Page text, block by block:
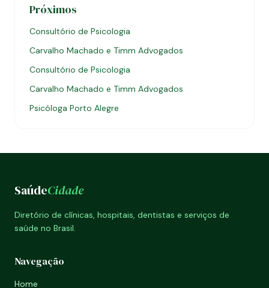
Próximos
Consultório de Psicologia
Carvalho Machado e Timm Advogados
Consultório de Psicologia
Carvalho Machado e Timm Advogados
Psicóloga Porto Alegre
SaúdeCidade
Diretório de clínicas, hospitais, dentistas e serviços de
saúde no Brasil.
Navegação
Home